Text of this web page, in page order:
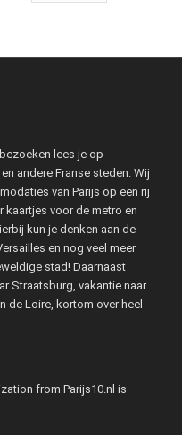
lees je op
andere Franse steden. Wij
van Parijs op een rij
kaartjes voor de metro en
kun je denken aan de
en nog veel meer
stad! Daarnaast
Straatsburg, vakantie naar
de Loire, kortom over heel
from Parijs10.nl is